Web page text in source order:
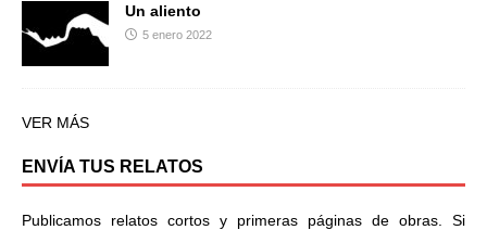
Un aliento
5 enero 2022
VER MÁS
ENVÍA TUS RELATOS
Publicamos relatos cortos y primeras páginas de obras. Si